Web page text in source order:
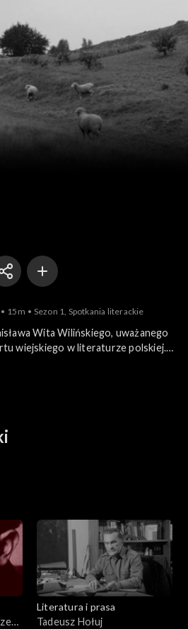
15m Sezon 1, Spotkania literackie
Wita Wilińskiego, uważanego
wiejskiego w literaturze polskiej.
w 1958 roku wierszami,
wagę przykłada do zagadnień
Eliasza Rajzmana. Przełożył
łotewskich. W uznaniu zasług
Związku Pisarzy Łotewskich.
na temat oczekiwań literackich
Literatura i prasa
Tadeusz Hołuj